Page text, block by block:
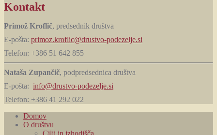
Kontakt
Primož Kroflič, predsednik društva
E-pošta: primoz.kroflic@drustvo-podezelje.si
Telefon: +386 51 642 855
Nataša Zupančič, podpredsednica društva
E-pošta: info@drustvo-podezelje.si
Telefon: +386 41 292 022
Domov
O društvu
Cilji in izhodišča